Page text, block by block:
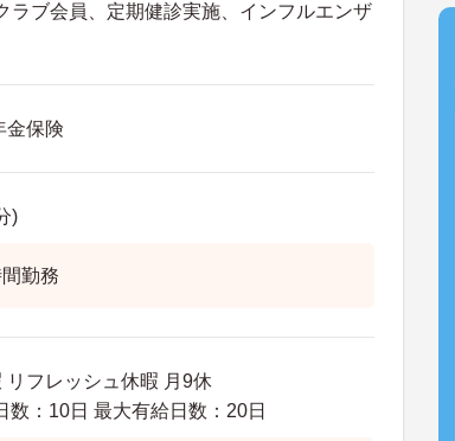
ラブ会員、定期健診実施、インフルエンザ
金保険
)
勤務
フレッシュ休暇 月9休
：10日 最大有給日数：20日